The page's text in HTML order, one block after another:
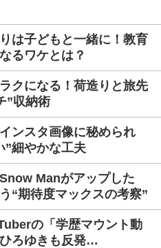
は子どもと一緒に！教育
るワケとは？
クになる！荷造りと旅先
”収納術
ンスタ画像に秘められ
”細やかな工夫
Manがアップした
“期待度マックスの考察”
の「学歴マウント動
ろゆきも反発…